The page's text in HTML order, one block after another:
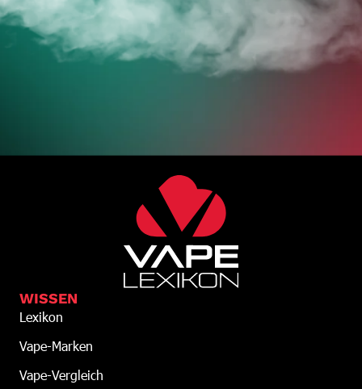
WISSEN
Lexikon
Vape-Marken
Vape-Vergleich